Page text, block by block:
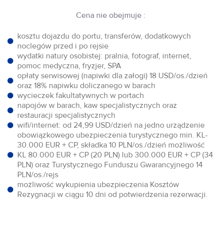
Cena nie obejmuje :
kosztu dojazdu do portu, transferów, dodatkowych
noclegów przed i po rejsie
wydatki natury osobistej: pralnia, fotograf, internet,
pomoc medyczna, fryzjer, SPA
opłaty serwisowej (napiwki dla załogi) 18 USD/os./dzień
oraz 18% napiwku doliczanego w barach
wycieczek fakultatywnych w portach
napojów w barach, kaw specjalistycznych oraz
restauracji specjalistycznych
wifi/internet: od 24,99 USD/dzień na jedno urządzenie
obowiązkowego ubezpieczenia turystycznego min. KL-
30.000 EUR + CP, składka 10 PLN/os./dzień możliwość
KL 80.000 EUR + CP (20 PLN) lub 300.000 EUR + CP (34
PLN) oraz Turystycznego Funduszu Gwarancyjnego 14
PLN/os./rejs
możliwość wykupienia ubezpieczenia Kosztów
Rezygnacji w ciągu 10 dni od potwierdzenia rezerwacji.